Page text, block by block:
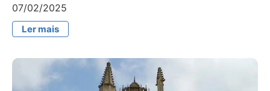
07/02/2025
Ler mais